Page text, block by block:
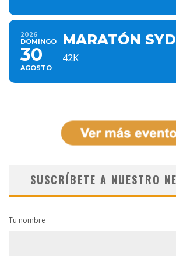
2026
DOMINGO
30
AGOSTO
MARATÓN
42K
SUSCRÍBETE A NUESTRO
Tu nombre